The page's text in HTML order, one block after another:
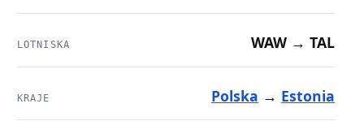
LOTNISKA WAW → TAL
KRAJE Polska → Estonia